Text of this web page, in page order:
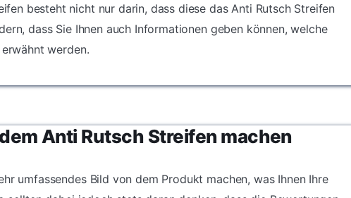
besteht nicht nur darin, dass diese das Anti Rutsch Streifen
dass Sie Ihnen auch Informationen geben können, welche
werden.
Anti Rutsch Streifen machen
umfassendes Bild von dem Produkt machen, was Ihnen Ihre